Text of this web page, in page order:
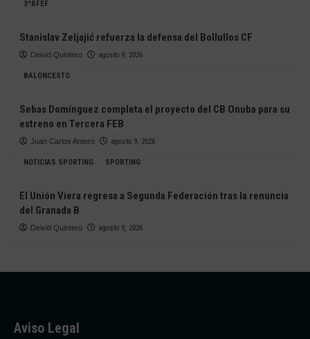
3ªRFEF
Stanislav Zeljajić refuerza la defensa del Bollullos CF
Deivid Quintero agosto 9, 2026
BALONCESTO
Sebas Domínguez completa el proyecto del CB Onuba para su
estreno en Tercera FEB
Juan Carlos Antero agosto 9, 2026
NOTICIAS SPORTING SPORTING
El Unión Viera regresa a Segunda Federación tras la renuncia
del Granada B
Deivid Quintero agosto 9, 2026
Aviso Legal